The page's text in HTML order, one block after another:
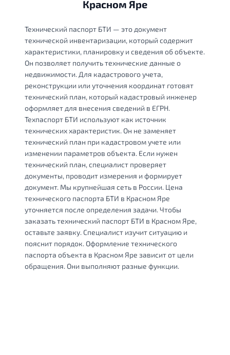
Красном Яре
Технический паспорт БТИ — это документ
технической инвентаризации, который содержит
характеристики, планировку и сведения об объекте.
Он позволяет получить технические данные о
недвижимости. Для кадастрового учета,
реконструкции или уточнения координат готовят
технический план, который кадастровый инженер
оформляет для внесения сведений в ЕГРН.
Техпаспорт БТИ используют как источник
технических характеристик. Он не заменяет
технический план при кадастровом учете или
изменении параметров объекта. Если нужен
технический план, специалист проверяет
документы, проводит измерения и формирует
документ. Мы крупнейшая сеть в России. Цена
технического паспорта БТИ в Красном Яре
уточняется после определения задачи. Чтобы
заказать технический паспорт БТИ в Красном Яре,
оставьте заявку. Специалист изучит ситуацию и
пояснит порядок. Оформление технического
паспорта объекта в Красном Яре зависит от цели
обращения. Они выполняют разные функции.